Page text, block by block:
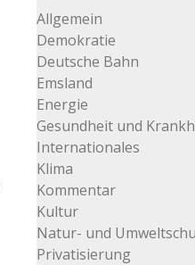
Allgemein
Demokratie
Deutsche Bahn
Emsland
Energie
Gesundheit und
Internationales
Klima
Kommentar
Kultur
Natur- und
Privatisierung